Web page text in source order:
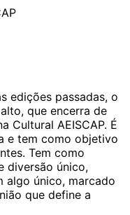
edições passadas, o
que encerra de
Cultural AEISCAP. É
e tem como objetivo
Tem como
diversão único,
algo único, marcado
que define a